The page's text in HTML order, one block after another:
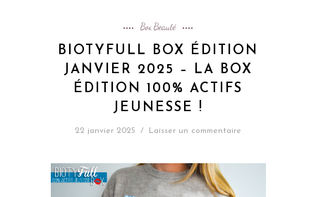
Box Beauté
BIOTYFULL BOX ÉDITION
JANVIER 2025 – LA BOX
ÉDITION 100% ACTIFS
JEUNESSE !
22 janvier 2025 / Laisser un commentaire